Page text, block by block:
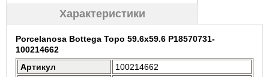
Характеристики
Porcelanosa Bottega Topo 59.6x59.6 P18570731-
100214662
Артикул
100214662